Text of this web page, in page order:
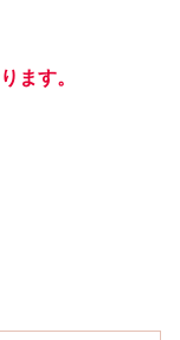
ます。